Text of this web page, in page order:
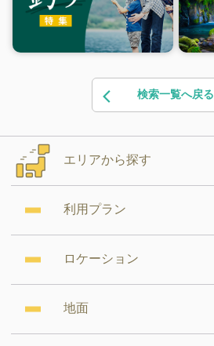
検索一覧へ戻る
エリアから探す
利用プラン
ロケーション
地面